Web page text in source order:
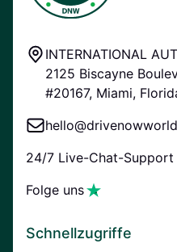
INTERNATIONAL
2125 Biscayne
#20167, Miami,
24/7 Live-Chat-
Folge uns
Schnellzugriffe